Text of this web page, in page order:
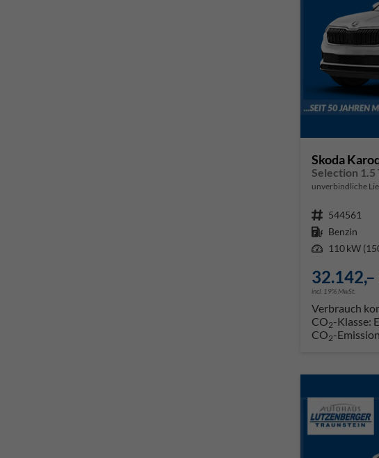
Skoda
Selection 1.5
unverbindliche
Fahrzeugnr. 544561
Kraftstoff Benzin
Leistung 110 kW
32.142,–
incl. 19% MwSt.
Verbrauch
CO2-Klasse: E
CO2-